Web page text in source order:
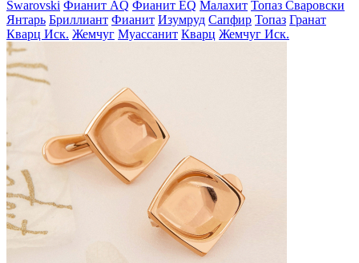
Swarovski Фианит AQ Фианит EQ Малахит Топаз Сваровски
Янтарь Бриллиант Фианит Изумруд Сапфир Топаз Гранат
Кварц Иск. Жемчуг Муассанит Кварц Жемчуг Иск.